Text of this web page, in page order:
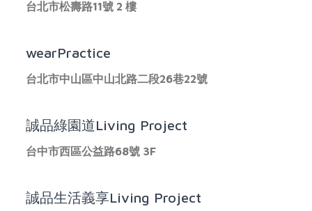
台北市松壽路11號 2 樓
wearPractice
台北市中山區中山北路二段26巷22號
誠品綠園道Living Project
台中市西區公益路68號 3F
誠品生活義享Living Project